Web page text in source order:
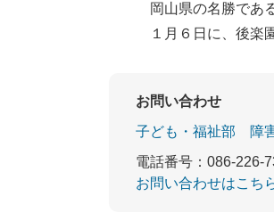
岡山県の名勝であ
１月６日に、後楽
お問い合わせ
子ども・福祉部
障
電話番号：086-226-
お問い合わせはこち